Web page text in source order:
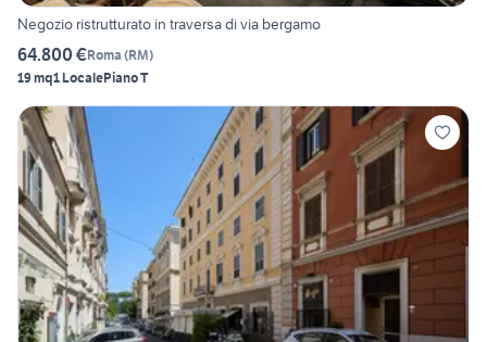
Negozio ristrutturato in traversa di via bergamo
64.800 €Roma (RM)
19 mq1 LocalePiano T